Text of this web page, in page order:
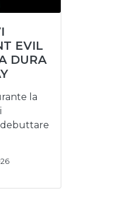
EVIL
DURA
la
debuttare